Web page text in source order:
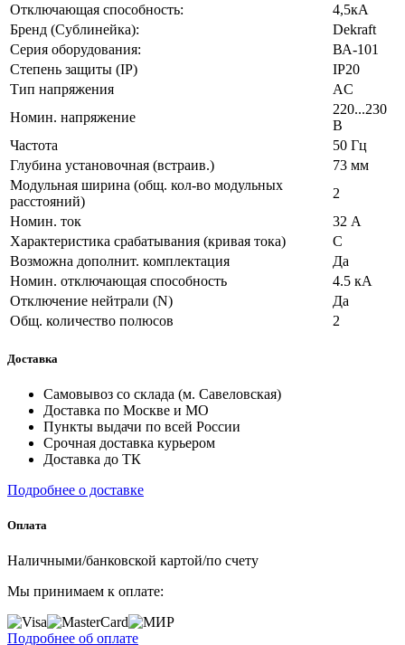
Отключающая способность:
4,5кА
Бренд (Сублинейка):
Dekraft
Серия оборудования:
ВА-101
Степень защиты (IP)
IP20
Тип напряжения
AC
Номин. напряжение
220...230
В
Частота
50 Гц
Глубина установочная (встраив.)
73 мм
Модульная ширина (общ. кол-во модульных
расстояний)
2
Номин. ток
32 А
Характеристика срабатывания (кривая тока)
C
Возможна дополнит. комплектация
Да
Номин. отключающая способность
4.5 кА
Отключение нейтрали (N)
Да
Общ. количество полюсов
2
Доставка
Самовывоз со склада (м. Савеловская)
Доставка по Москве и МО
Пункты выдачи по всей России
Срочная доставка курьером
Доставка до ТК
Подробнее о доставке
Оплата
Наличными/банковской картой/по счету
Мы принимаем к оплате:
Подробнее об оплате